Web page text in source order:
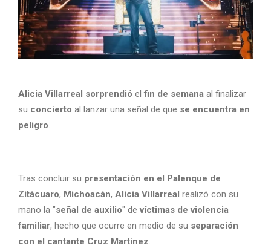
Alicia Villarreal sorprendió elfin de semana al finalizar
su concierto al lanzar una señal de que se encuentra en
peligro.
Tras concluir su presentación en el Palenque de
Zitácuaro, Michoacán, Alicia Villarreal realizó con su
mano la "señal de auxilio" devíctimas de violencia
familiar, hecho que ocurre en medio de su separación
con el cantante Cruz Martínez.